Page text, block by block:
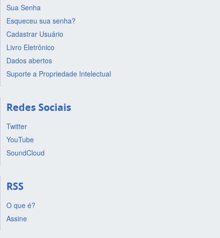
Sua Senha
Esqueceu sua senha?
Cadastrar Usuário
Livro Eletrônico
Dados abertos
Suporte a Propriedade Intelectual
Redes Sociais
Twitter
YouTube
SoundCloud
RSS
O que é?
Assine